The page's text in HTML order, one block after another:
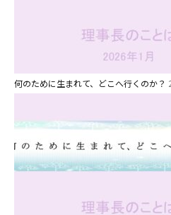
何のために生まれて、どこへ行くのか？
学校法⼈鴨⾕学園 鳳幼稚園
学校法⼈諏訪森学園 諏訪森
園
⼤阪府私⽴幼稚園連盟
社会福祉法人野田福祉会